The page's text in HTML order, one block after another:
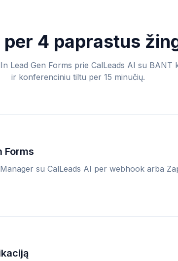
per 4 paprastus
Lead Gen Forms prie CalLeads AI su BANT
ir konferenciniu tiltu per 15 minučių.
Forms
su CalLeads AI per webhook arba